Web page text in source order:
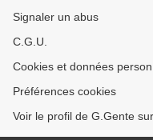
Signaler un abus
C.G.U.
Cookies et données
Préférences cookies
Voir le profil de G.Gente